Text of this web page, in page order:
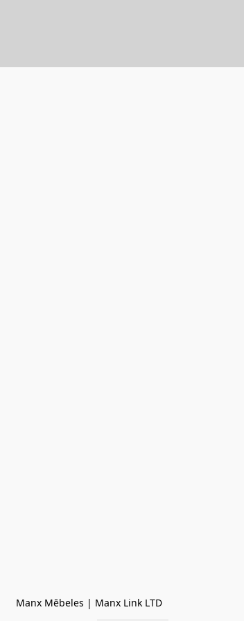
Manx Mēbeles | Manx Link LTD